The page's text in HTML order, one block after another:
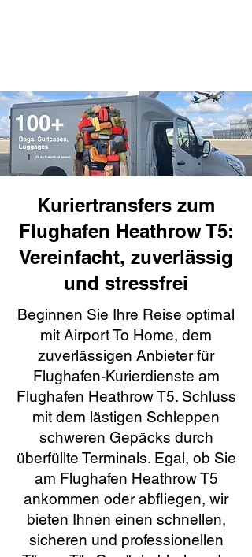
Kuriertransfers zum
Flughafen Heathrow T5:
Vereinfacht, zuverlässig
und stressfrei
Beginnen Sie Ihre Reise optimal
mit Airport To Home, dem
zuverlässigen Anbieter für
Flughafen-Kurierdienste am
Flughafen Heathrow T5. Schluss
mit dem lästigen Schleppen
schweren Gepäcks durch
überfüllte Terminals. Egal, ob Sie
am Flughafen Heathrow T5
ankommen oder abfliegen, wir
bieten Ihnen einen schnellen,
sicheren und professionellen